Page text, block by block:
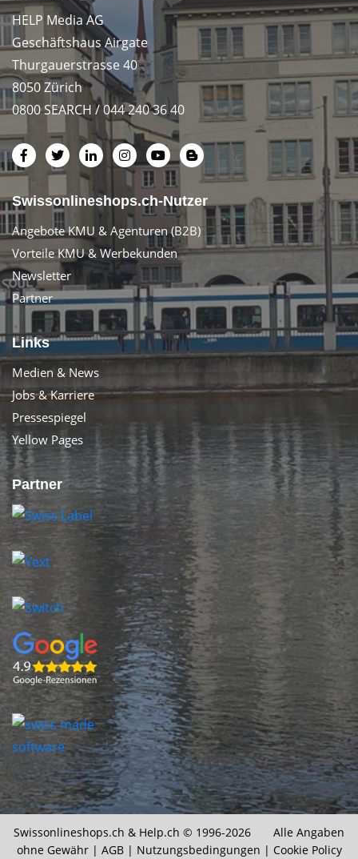
HELP Media AG
Geschäftshaus Airgate
Thurgauerstrasse 40
8050 Zürich
0800 SEARCH / 044 240 36 40
Swissonlineshops.ch-Nutzer
Angebote KMU & Agenturen (B2B)
Vorteile KMU & Werbekunden
Newsletter
Partner
Links
Medien & News
Jobs & Karriere
Pressespiegel
Yellow Pages
Partner
Swissonlineshops.ch & Help.ch © 1996-2026 Alle Angaben
ohne Gewähr | AGB| Nutzungsbedingungen | Cookie Policy